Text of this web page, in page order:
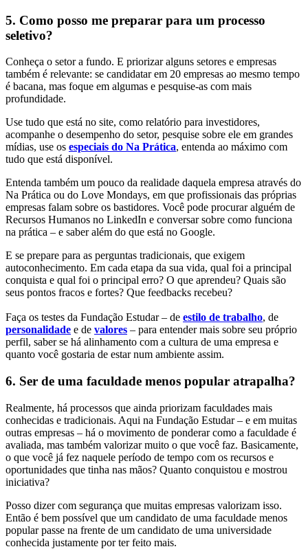
5. Como posso me preparar para um processo
seletivo?
Conheça o setor a fundo. E priorizar alguns setores e empresas
também é relevante: se candidatar em 20 empresas ao mesmo tempo
é bacana, mas foque em algumas e pesquise-as com mais
profundidade.
Use tudo que está no site, como relatório para investidores,
acompanhe o desempenho do setor, pesquise sobre ele em grandes
mídias, use os especiais do Na Prática, entenda ao máximo com
tudo que está disponível.
Entenda também um pouco da realidade daquela empresa através do
Na Prática ou do Love Mondays, em que profissionais das próprias
empresas falam sobre os bastidores. Você pode procurar alguém de
Recursos Humanos no LinkedIn e conversar sobre como funciona
na prática – e saber além do que está no Google.
E se prepare para as perguntas tradicionais, que exigem
autoconhecimento. Em cada etapa da sua vida, qual foi a principal
conquista e qual foi o principal erro? O que aprendeu? Quais são
seus pontos fracos e fortes? Que feedbacks recebeu?
Faça os testes da Fundação Estudar – de estilo de trabalho, de
personalidade e de valores – para entender mais sobre seu próprio
perfil, saber se há alinhamento com a cultura de uma empresa e
quanto você gostaria de estar num ambiente assim.
6. Ser de uma faculdade menos popular atrapalha?
Realmente, há processos que ainda priorizam faculdades mais
conhecidas e tradicionais. Aqui na Fundação Estudar – e em muitas
outras empresas – há o movimento de ponderar como a faculdade é
avaliada, mas também valorizar muito o que você faz. Basicamente,
o que você já fez naquele período de tempo com os recursos e
oportunidades que tinha nas mãos? Quanto conquistou e mostrou
iniciativa?
Posso dizer com segurança que muitas empresas valorizam isso.
Então é bem possível que um candidato de uma faculdade menos
popular passe na frente de um candidato de uma universidade
conhecida justamente por ter feito mais.